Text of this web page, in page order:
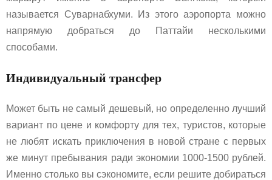
называется Суварнабхуми. Из этого аэропорта можно
напрямую добраться до Паттайи несколькими
способами.
Индивидуальный трансфер
Может быть не самый дешевый, но определенно лучший
вариант по цене и комфорту для тех, туристов, которые
не любят искать приключения в новой стране с первых
же минут пребывания ради экономии 1000-1500 рублей.
Именно столько вы сэкономите, если решите добираться